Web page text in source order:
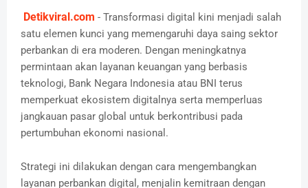
Detikviral.com - Transformasi digital kini menjadi salah
satu elemen kunci yang memengaruhi daya saing sektor
perbankan di era moderen. Dengan meningkatnya
permintaan akan layanan keuangan yang berbasis
teknologi, Bank Negara Indonesia atau BNI terus
memperkuat ekosistem digitalnya serta memperluas
jangkauan pasar global untuk berkontribusi pada
pertumbuhan ekonomi nasional.
Strategi ini dilakukan dengan cara mengembangkan
layanan perbankan digital, menjalin kemitraan dengan